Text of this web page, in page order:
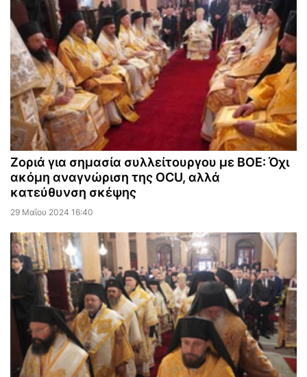
Ζοριά για σημασία συλλείτουργου με ΒΟΕ: Όχι
ακόμη αναγνώριση της OCU, αλλά
κατεύθυνση σκέψης
29 Μαΐου 2024 16:40